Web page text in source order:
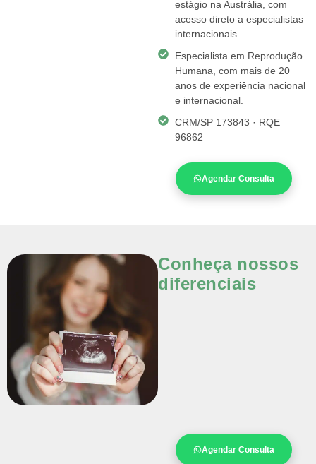
estágio na Austrália, com
acesso direto a especialistas
internacionais.
Especialista em Reprodução
Humana, com mais de 20
anos de experiência nacional
e internacional.
CRM/SP 173843 · RQE
96862
Agendar Consulta
Conheça nossos
diferenciais
Agendar Consulta